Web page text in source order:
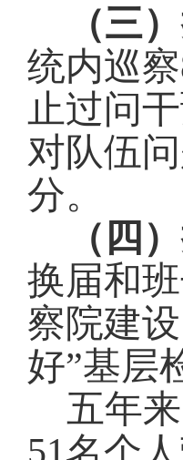
（三
统内巡察
止过问
对队伍
分。
（四
换届和
察院建
好”基层
五年